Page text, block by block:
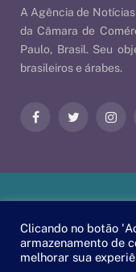
A Agência de
da Câmara de
Paulo, Brasil. Seu
brasileiros e árabes.
FacebookTwitter
Clicando no botão
armazenamento de
melhorar sua